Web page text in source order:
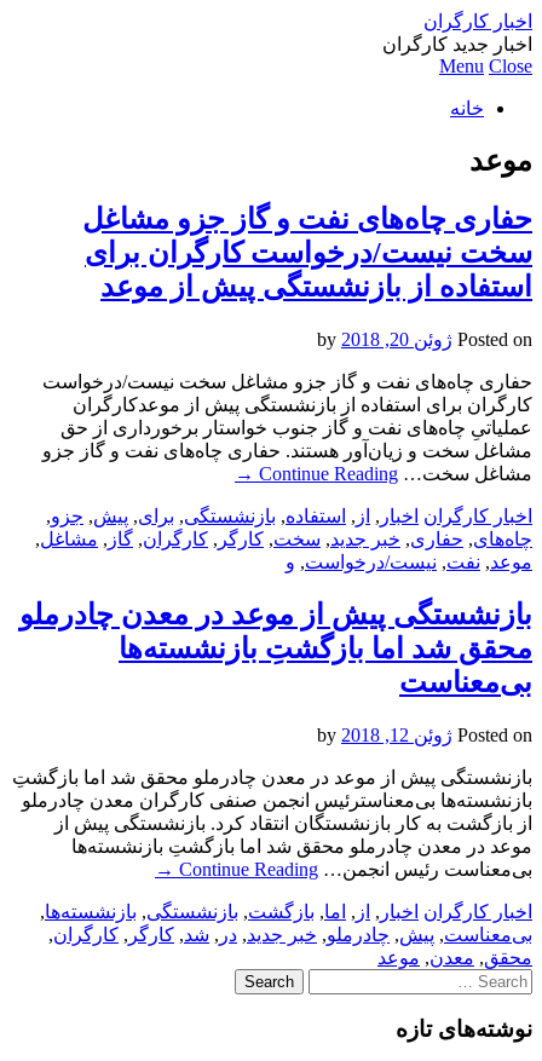
اخبار کارگران
اخبار جدید کارگران
Menu Close
خانه
موعد
حفاری چاه‌های نفت و گاز جزو مشاغل
سخت نیست/درخواست کارگران برای
استفاده از بازنشستگی پیش از موعد
Posted on ژوئن 20, 2018
حفاری چاه‌های نفت و گاز جزو مشاغل سخت نیست/درخواست
کارگران برای استفاده از بازنشستگی پیش از موعدکارگران
عملیاتیِ چاه‌های نفت و گاز جنوب خواستار برخورداری از حق
مشاغل سخت و زیان‌آور هستند. حفاری چاه‌های نفت و گاز جزو
مشاغل سخت… Continue Reading
→
اخبار کارگران اخبار , از , استفاده, بازنشستگی, برای, پیش, جزو,
چاه‌های, حفاری, خبر جدید, سخت, کارگر , کارگران, گاز , مشاغل,
موعد, نفت, نیست/درخواست, و
بازنشستگی پیش از موعد در معدن چادرملو
محقق شد اما بازگشتِ بازنشسته‌ها
بی‌معناست
Posted on ژوئن 12, 2018
بازنشستگی پیش از موعد در معدن چادرملو محقق شد اما بازگشتِ
بازنشسته‌ها بی‌معناسترئیس انجمن صنفی کارگران معدن چادرملو
از بازگشت به کار بازنشستگان انتقاد کرد. بازنشستگی پیش از
موعد در معدن چادرملو محقق شد اما بازگشتِ بازنشسته‌ها
بی‌معناست رئیس انجمن… Continue Reading
→
اخبار کارگران اخبار , از , اما, بازگشت, بازنشستگی, بازنشسته‌ها,
بی‌معناست, پیش, چادرملو, خبر جدید, در , شد, کارگر , کارگران,
محقق, معدن, موعد
Search
for:
نوشته‌های تازه